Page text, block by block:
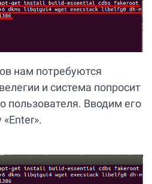
нам потребуются
и система попросит
пользователя. Вводим его